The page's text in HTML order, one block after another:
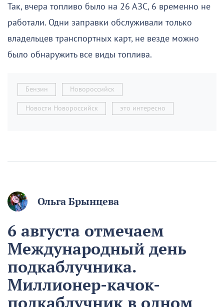
Так, вчера топливо было на 26 АЗС, 6 временно не
работали. Одни заправки обслуживали только
владельцев транспортных карт, не везде можно
было обнаружить все виды топлива.
Бензин Новороссийск
Новости Новороссийск это интересно
Ольга Брынцева
6 августа отмечаем
Международный день
подкаблучника.
Миллионер-качок-
подкаблучник в одном